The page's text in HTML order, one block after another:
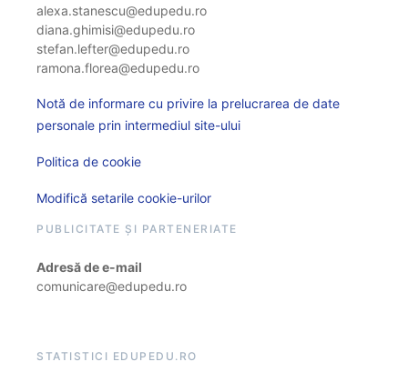
alexa.stanescu@edupedu.ro
diana.ghimisi@edupedu.ro
stefan.lefter@edupedu.ro
ramona.florea@edupedu.ro
Notă de informare cu privire la prelucrarea de date
personale prin intermediul site-ului
Politica de cookie
Modifică setarile cookie-urilor
PUBLICITATE ȘI PARTENERIATE
Adresă de e-mail
comunicare@edupedu.ro
STATISTICI EDUPEDU.RO